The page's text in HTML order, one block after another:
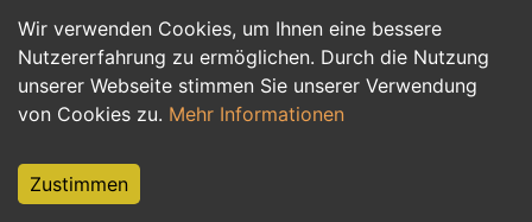
Wir verwenden Cookies, um Ihnen eine bessere
Nutzererfahrung zu ermöglichen. Durch die Nutzung
unserer Webseite stimmen Sie unserer Verwendung
von Cookies zu. Mehr Informationen
Zustimmen
Personalwesen Assistenz, Sekretariat
Hilfskräfte, Aushilfs- und Nebenjobs
Weiterbildung, Studium, duale Ausbildung